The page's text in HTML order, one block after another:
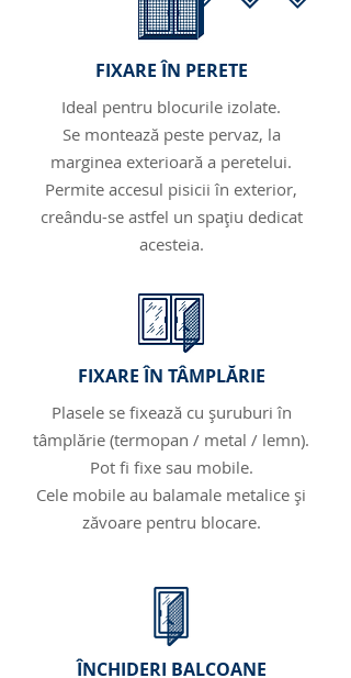
FIXARE ÎN PERETE
Ideal pentru blocurile izolate.
Se montează peste pervaz, la
marginea exterioară a peretelui.
Permite accesul pisicii în exterior,
creându-se astfel un spațiu dedicat
acesteia.
FIXARE ÎN TÂMPLĂRIE
Plasele se fixează cu șuruburi în
tâmplărie (termopan / metal / lemn).
Pot fi fixe sau mobile.
Cele mobile au balamale metalice și
zăvoare pentru blocare.
ÎNCHIDERI BALCOANE